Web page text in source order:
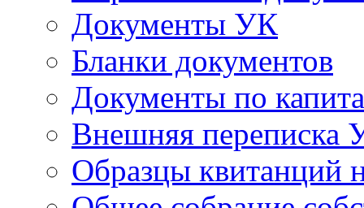
Документы УК
Бланки документов
Документы по
Внешняя переписка
Образцы квитанций